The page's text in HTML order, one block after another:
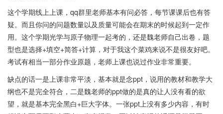
这个学期线上上课，qq群里老师基本有问必答，每节课课后也有答
疑。而且你问的问题数量以及质量可能会在期末的时候起到一定作
用。这个学期光学与原子物理一起考的，还是魏老师自己出卷，题
型也是选择+填空+简答+计算，对于我这个菜鸡来说不是很友好吧。
考试有相当一部分作业原题，老师上课也说过作业非常重要。
缺点的话一是上课非常平淡，基本就是念ppt，说用的教材和教学大
纲也不是完全符合，二是魏老师的ppt做的是真的让人没有看的欲
望，就是基本完全黑白+巨大字体。一张ppt上没有多少内容，有时